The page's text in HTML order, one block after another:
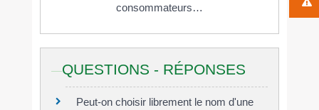
consommateurs…
QUESTIONS - RÉPONSES
Peut-on choisir librement le nom d'une